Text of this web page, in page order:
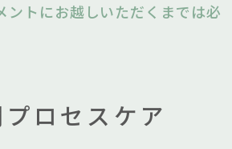
ントにお越しいただくまでは必
ロセスケア